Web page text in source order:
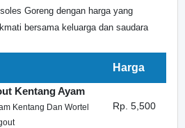
Goreng dengan harga yang
bersama keluarga dan saudara
Harga
Kentang Ayam
Kentang Dan Wortel
Rp. 5,500